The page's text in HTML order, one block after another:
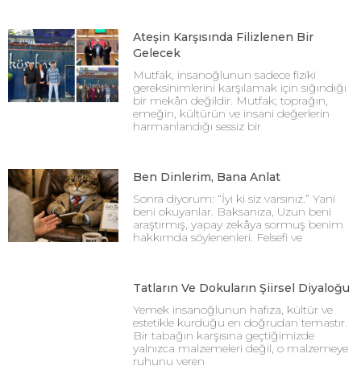
Ateşin Karşısında Filizlenen Bir
Gelecek
Mutfak, insanoğlunun sadece fiziki
gereksinimlerini karşılamak için sığındığı
bir mekân değildir. Mutfak; toprağın,
emeğin, kültürün ve insani değerlerin
harmanlandığı sessiz bir
Ben Dinlerim, Bana Anlat
Sonra diyorum: “İyi ki siz varsınız.” Yani
beni okuyanlar. Baksanıza, Uzun beni
araştırmış, yapay zekâya sormuş benim
hakkımda söylenenleri. Felsefi ve
Tatların Ve Dokuların Şiirsel Diyaloğu
Yemek insanoğlunun hafıza, kültür ve
estetikle kurduğu en doğrudan temastır.
Bir tabağın karşısına geçtiğimizde
yalnızca malzemeleri değil, o malzemeye
ruhunu veren